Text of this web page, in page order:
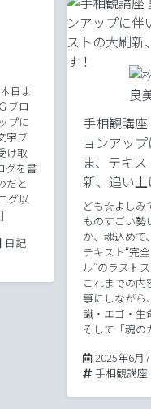
日よ
ブロ
プに
字ブ
け取
グを書
だと
グ以
年8月18日
Posted in
日記
手相観講
ョンアッ
ま、テキ
新、追い
ども☆よしみ
ものすごい
か、魂込めて
テキスト“完
ル”のラスト
これまでの内
事にしながら
識・エゴ・
そして「魂
2025年6月
Tags:
手相観講座